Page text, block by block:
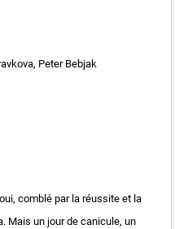
Peter Bebjak
comblé par la réussite et la
Mais un jour de canicule, un